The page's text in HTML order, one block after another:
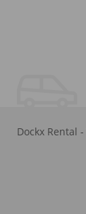
Dockx Rental -